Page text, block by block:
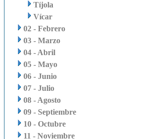
Tíjola
Vícar
02 - Febrero
03 - Marzo
04 - Abril
05 - Mayo
06 - Junio
07 - Julio
08 - Agosto
09 - Septiembre
10 - Octubre
11 - Noviembre